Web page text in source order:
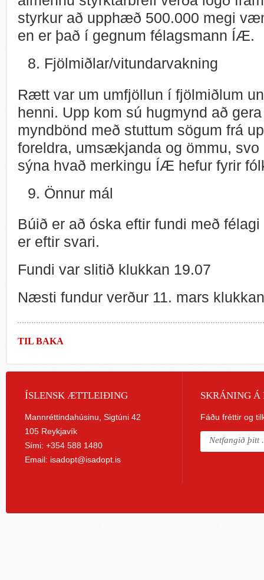
styrkur að upphæð 500.000 megi
en er það í gegnum félagsmann ÍÆ.
Fjölmiðlar/vitundarvakning
Rætt var um umfjöllun í fjölmiðlum
henni. Upp kom sú hugmynd að
myndbönd með stuttum sögum frá
foreldra, umsækjanda og ömmu,
sýna hvað merkingu ÍÆ hefur fyrir
Önnur mál
Búið er að óska eftir fundi með
er eftir svari.
Fundi var slitið klukkan 19.07
Næsti fundur verður 11. mars
TIL BAKA
ÍSLENSK ÆTTLEIÐING
Mannréttindahúsinu, Sigtúni 42
105 Reykjavík
Sími: +354 588 1480
Email: isadopt@isadopt.is
SKRÁNING Á
Fáðu fréttir og